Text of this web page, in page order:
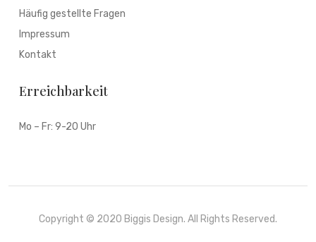
Häufig gestellte Fragen
Impressum
Kontakt
Erreichbarkeit
Mo – Fr: 9-20 Uhr
Copyright © 2020 Biggis Design. All Rights Reserved.